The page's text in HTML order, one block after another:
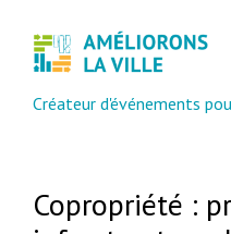
Créateur d'événements
Copropriété :